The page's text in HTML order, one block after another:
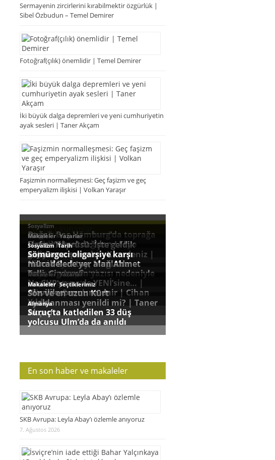
Sermayenin zircirlerini kırabilmektir özgürlük |
Sibel Özbudun – Temel Demirer
Fotoğraf(çılık) önemlidir | Temel Demirer
İki büyük dalga depremleri ve yeni cumhuriyetin
ayak sesleri | Taner Akçam
Faşizmin normalleşmesi: Geç faşizm ve geç
emperyalizm ilişkisi | Volkan Yaraşır
En çok okunanlar
En son haber ve makaleler
SKB Avrupa: Leyla Abay’ı özlemle anıyoruz
7. Ağustos 2026